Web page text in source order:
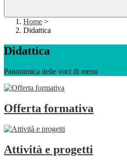
Home >
Didattica
Didattica
Panoramica delle voci di menu
Offerta formativa
Attività e progetti